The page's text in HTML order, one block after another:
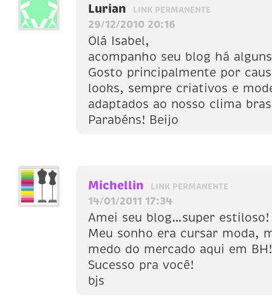
Lurian LINK PERMANENTE
29/12/2010 20:16
Olá Isabel,
acompanho seu blog há
Gosto principalmente por
looks, sempre criativos e
adaptados ao nosso clima
Parabéns! Beijo
Michellin LINK PERMANENTE
14/01/2011 17:34
Amei seu blog…super estiloso!
Meu sonho era cursar moda,
medo do mercado aqui em BH!
Sucesso pra você!
bjs